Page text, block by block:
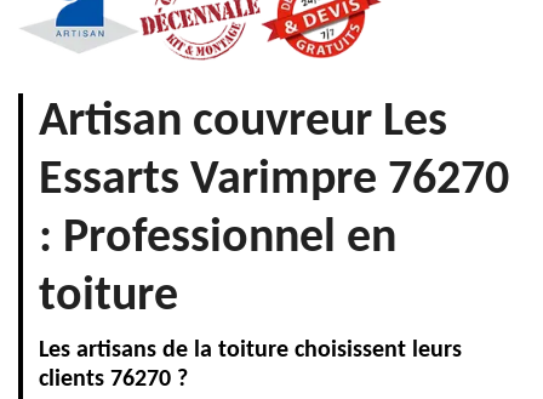
Artisan couvreur Les
Essarts Varimpre 76270
: Professionnel en
toiture
Les artisans de la toiture choisissent leurs
clients 76270 ?